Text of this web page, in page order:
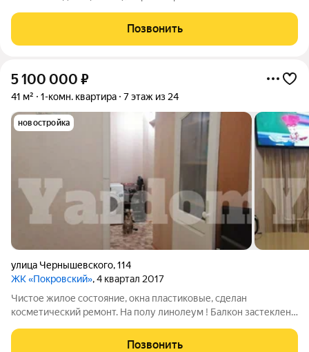
общественного транспорта, магазины, салоны красоты,
стоматологии, поликлиники, пункты выдачи. Возле
Позвонить
5 100 000 ₽
41 м² 1-комн. квартира 7 этаж из 24
новостройка
улица Чернышевского,114
ЖК «Покровский», 4 квартал 2017
Чистое жилое состояние, окна пластиковые, сделан
косметический ремонт. На полу линолеум ! Балкон застеклен.
квартира, чистый подъезд! Оборудована большая гардеробная,
Позвонить